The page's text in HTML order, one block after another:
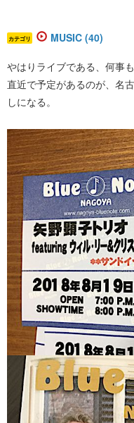
カテゴリ MUSIC (40)
やはりライブである、何事も
直近で予定があるのが、名
しになる。